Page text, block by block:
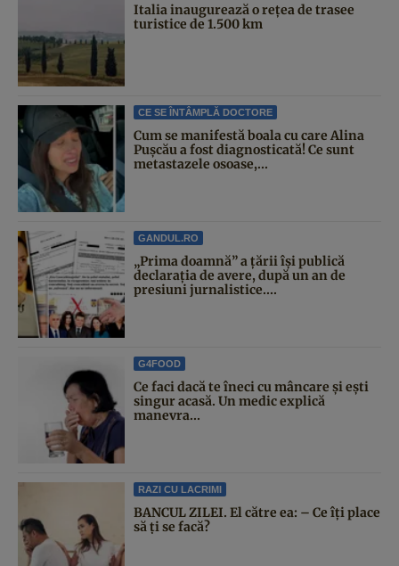
Italia inaugurează o rețea de trasee
turistice de 1.500 km
CE SE ÎNTÂMPLĂ DOCTORE
Cum se manifestă boala cu care Alina
Pușcău a fost diagnosticată! Ce sunt
metastazele osoase,...
GANDUL.RO
„Prima doamnă” a țării își publică
declarația de avere, după un an de
presiuni jurnalistice....
G4FOOD
Ce faci dacă te îneci cu mâncare și ești
singur acasă. Un medic explică
manevra...
RAZI CU LACRIMI
BANCUL ZILEI. El către ea: – Ce îți place
să ți se facă?